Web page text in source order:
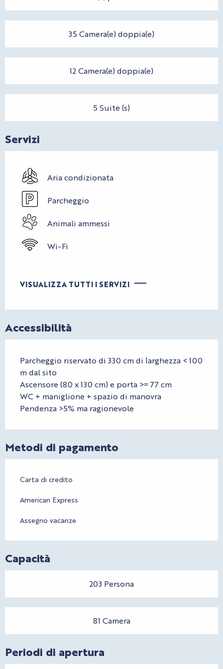
35 Camera(e) doppia(e)
12 Camera(e) doppia(e)
5 Suite (s)
Servizi
Aria condizionata
Parcheggio
Animali ammessi
Wi-Fi
VISUALIZZA TUTTI I SERVIZI
Accessibilità
Parcheggio riservato di 330 cm di larghezza < 100
m dal sito
Ascensore (80 x 130 cm) e porta >= 77 cm
WC + maniglione + spazio di manovra
Pendenza >5% ma ragionevole
Metodi di pagamento
Carta di credito
American Express
Assegno vacanze
Capacità
203 Persona
81 Camera
Periodi di apertura